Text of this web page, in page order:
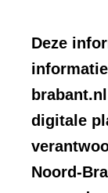
Deze
digitale
Noord-